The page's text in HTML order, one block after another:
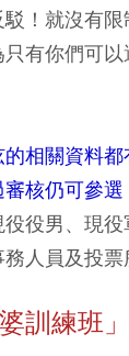
！就沒有
有你們可
相關資料
核仍可參選
役男、現
人員及投票
訓練班